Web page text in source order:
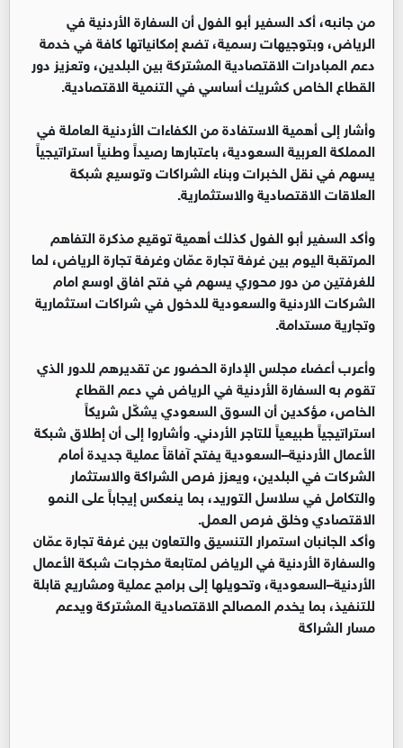
من جانبه، أكد السفير أبو الفول أن السفارة الأردنية في
الرياض، وبتوجيهات رسمية، تضع إمكانياتها كافة في خدمة
دعم المبادرات الاقتصادية المشتركة بين البلدين، وتعزيز دور
القطاع الخاص كشريك أساسي في التنمية الاقتصادية.
وأشار إلى أهمية الاستفادة من الكفاءات الأردنية العاملة في
المملكة العربية السعودية، باعتبارها رصيداً وطنياً استراتيجياً
يسهم في نقل الخبرات وبناء الشراكات وتوسيع شبكة
العلاقات الاقتصادية والاستثمارية.
وأكد السفير أبو الفول كذلك أهمية توقيع مذكرة التفاهم
المرتقبة اليوم بين غرفة تجارة عمّان وغرفة تجارة الرياض، لما
للغرفتين من دور محوري يسهم في فتح افاق اوسع امام
الشركات الاردنية والسعودية للدخول في شراكات استثمارية
وتجارية مستدامة.
وأعرب أعضاء مجلس الإدارة الحضور عن تقديرهم للدور الذي
تقوم به السفارة الأردنية في الرياض في دعم القطاع
الخاص، مؤكدين أن السوق السعودي يشكّل شريكاً
استراتيجياً طبيعياً للتاجر الأردني. وأشاروا إلى أن إطلاق شبكة
الأعمال الأردنية–السعودية يفتح آفاقاً عملية جديدة أمام
الشركات في البلدين، ويعزز فرص الشراكة والاستثمار
والتكامل في سلاسل التوريد، بما ينعكس إيجاباً على النمو
الاقتصادي وخلق فرص العمل.
وأكد الجانبان استمرار التنسيق والتعاون بين غرفة تجارة عمّان
والسفارة الأردنية في الرياض لمتابعة مخرجات شبكة الأعمال
الأردنية–السعودية، وتحويلها إلى برامج عملية ومشاريع قابلة
للتنفيذ، بما يخدم المصالح الاقتصادية المشتركة ويدعم
مسار الشراكة